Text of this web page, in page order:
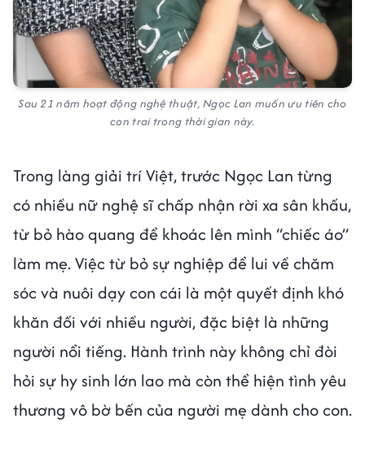
Sau 21 năm hoạt động nghệ thuật, Ngọc Lan muốn ưu tiên cho
con trai trong thời gian này.
Trong làng giải trí Việt, trước Ngọc Lan từng
có nhiều nữ nghệ sĩ chấp nhận rời xa sân khấu,
từ bỏ hào quang để khoác lên mình “chiếc áo”
làm mẹ. Việc từ bỏ sự nghiệp để lui về chăm
sóc và nuôi dạy con cái là một quyết định khó
khăn đối với nhiều người, đặc biệt là những
người nổi tiếng. Hành trình này không chỉ đòi
hỏi sự hy sinh lớn lao mà còn thể hiện tình yêu
thương vô bờ bến của người mẹ dành cho con.